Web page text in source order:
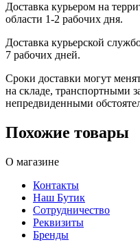
Доставка курьером на
области 1-2 рабочих дня.
Доставка курьерской
7 рабочих дней.
Сроки доставки могут
на складе, транспортными
непредвиденными
Похожие товары
О магазине
Контакты
Наш Бутик
Сотрудничество
Реквизиты
Бренды